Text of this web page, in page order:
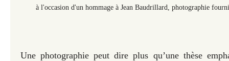
à l'occasion d'un hommage à Jean Baudrillard, photographie
Une photographie peut dire plus qu’une thèse